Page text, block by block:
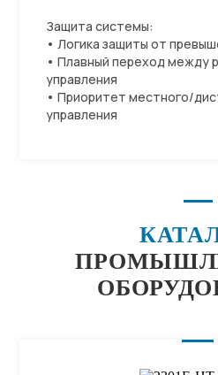
Защита системы:
• Логика защиты от
• Плавный переход между
управления
• Приоритет местного/
управления